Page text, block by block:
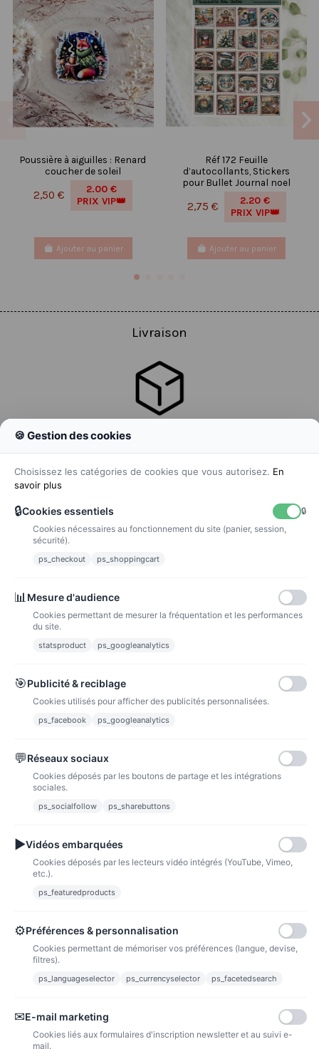
Poussière à aiguilles : Renard
coucher de soleil
2,50 €
2.00 €
PRIX VIP👑
Ajouter au panier
Réf 172 Feuille
d’autocollants, Stickers
pour Bullet Journal noel
2,75 €
2.20 €
PRIX VIP👑
Ajouter au panier
Livraison
La poste
Paiements sécurisés via paypal et paypal 4 fois sans frais
Fidélité
bons de réductions.
Liens utiles
🍪 Gestion des cookies
Choisissez les catégories de cookies que vous autorisez. En
savoir plus
🔒Cookies essentiels
🔒
Cookies nécessaires au fonctionnement du site (panier, session,
sécurité).
ps_checkout ps_shoppingcart
📊 Mesure d'audience
Cookies permettant de mesurer la fréquentation et les performances
du site.
statsproduct ps_googleanalytics
🎯Publicité & reciblage
Cookies utilisés pour afficher des publicités personnalisées.
ps_facebook ps_googleanalytics
💬Réseaux sociaux
Cookies déposés par les boutons de partage et les intégrations
sociales.
ps_socialfollow ps_sharebuttons
▶Vidéos embarquées
Cookies déposés par les lecteurs vidéo intégrés (YouTube, Vimeo,
etc.).
ps_featuredproducts
⚙Préférences & personnalisation
Cookies permettant de mémoriser vos préférences (langue, devise,
filtres).
ps_languageselector ps_currencyselector ps_facetedsearch
✉E-mail marketing
Cookies liés aux formulaires d'inscription newsletter et au suivi e-
mail.